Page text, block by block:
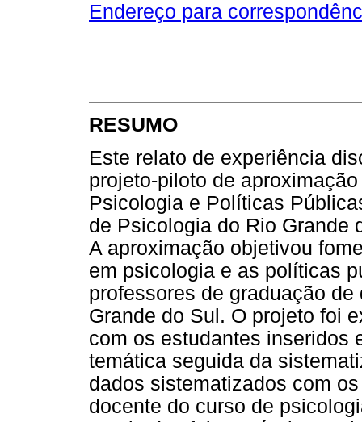
Endereço para
RESUMO
Este relato de experiência
projeto-piloto de
Psicologia e Políticas
de Psicologia do Rio Grande
A aproximação objetivou
em psicologia e as políticas
professores de graduação
Grande do Sul. O projeto foi
com os estudantes inseridos
temática seguida da
dados sistematizados com
docente do curso de